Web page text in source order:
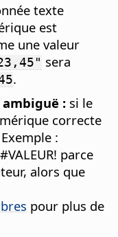
texte
est
une valeur
sera
.
: si le
correcte
:
parce
alors que
pour plus de